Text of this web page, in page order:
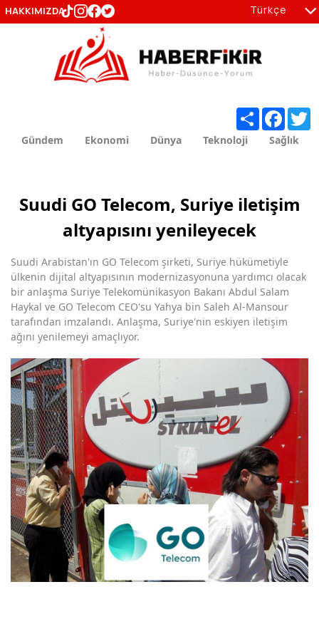
Gündem Ekonomi Dünya Teknoloji Sağlık
Suudi GO Telecom, Suriye iletişim
altyapısını yenileyecek
Suudi Arabistan'ın GO Telecom şirketi, Suriye hükümetiyle
ülkenin dijital altyapısının modernizasyonuna yardımcı olacak
bir anlaşma Suriye Telekomünikasyon Bakanı Abdul Salam
Haykal ve GO Telecom CEO'su Yahya bin Saleh Al-Mansour
tarafından imzalandı. Anlaşma, Suriye'nin eskiyen iletişim
ağını yenilemeyi amaçlıyor.
Share
Türkçe
en
HAKKIMIZDA